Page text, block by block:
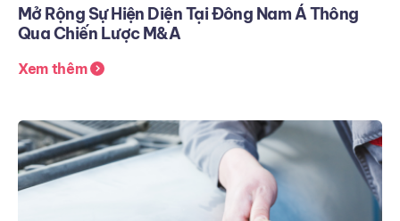
Mở Rộng Sự Hiện Diện Tại Đông Nam Á Thông
Qua Chiến Lược M&A
Xem thêm